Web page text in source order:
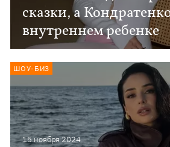
сказки, а
внутреннем ребенке
15 ноября 2024
ШОУ-БИЗ